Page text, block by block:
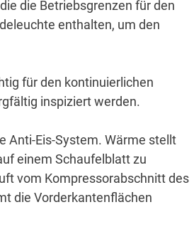
die Betriebsgrenzen für den
enthalten, um den
für den kontinuierlichen
inspiziert werden.
Anti-Eis-System. Wärme stellt
einem Schaufelblatt zu
vom Kompressorabschnitt des
die Vorderkantenflächen